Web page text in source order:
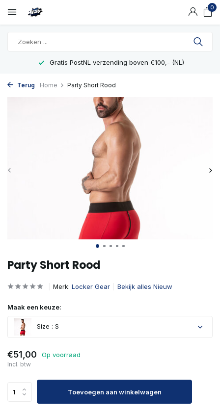
0
Gratis PostNL verzending boven €100,- (NL)
Terug Home Party Short Rood
Party Short Rood
Merk: Locker Gear Bekijk alles Nieuw
Maak een keuze:
Size : S
€51,00 Op voorraad
Incl. btw
Toevoegen aan winkelwagen